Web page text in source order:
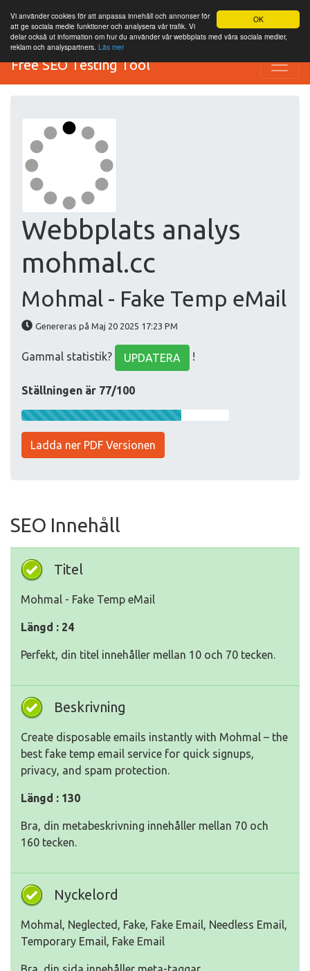
OK
Vi använder cookies för att anpassa innehåll och annonser för
att ge sociala medie funktioner och analysera vår trafik. Vi
delar också ut information om hur du använder vår webbplats med våra sociala medier,
reklam och analyspartners. Läs mer
Free SEO Testing Tool
Webbplats analys
mohmal.cc
Mohmal - Fake Temp eMail
Genereras på Maj 20 2025 17:23 PM
Gammal statistik? UPDATERA !
Ställningen är 77/100
Ladda ner PDF Versionen
SEO Innehåll
Titel
Mohmal - Fake Temp eMail
Längd : 24
Perfekt, din titel innehåller mellan 10 och 70 tecken.
Beskrivning
Create disposable emails instantly with Mohmal – the
best fake temp email service for quick signups,
privacy, and spam protection.
Längd : 130
Bra, din metabeskrivning innehåller mellan 70 och
160 tecken.
Nyckelord
Mohmal, Neglected, Fake, Fake Email, Needless Email,
Temporary Email, Fake Email